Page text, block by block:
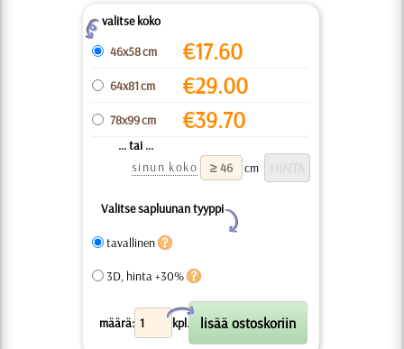
Zvalitse koko
46x58 cm
€17.60
64x81 cm €29.00
78x99 cm €39.70
... tai ...
sinun koko
cm
Valitse sapluunan tyyppi
Y
tavallinen
3D, hinta +30%
määrä: kpl.
X